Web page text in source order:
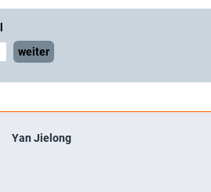
weiter
Yan Jielong